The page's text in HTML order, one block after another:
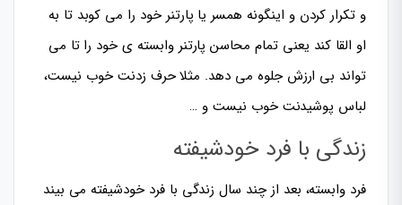
و تکرار کردن و اینگونه همسر یا پارتنر خود را می کوبد تا به
او القا کند یعنی تمام محاسن پارتنر وابسته ی خود را تا می
تواند بی ارزش جلوه می دهد. مثلا حرف زدنت خوب نیست،
لباس پوشیدنت خوب نیست و …
زندگی با فرد خودشیفته
فرد وابسته، بعد از چند سال زندگی با فرد خودشیفته می بیند